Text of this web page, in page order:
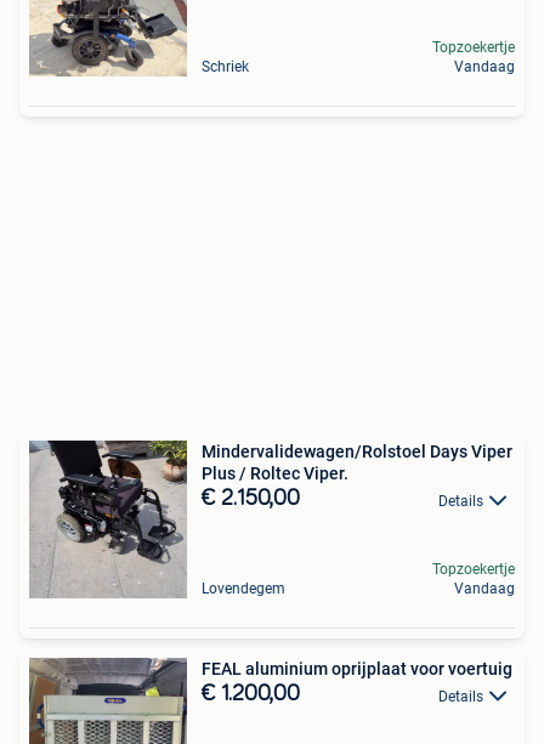
Schriek
Topzoekertje
Vandaag
Mindervalidewagen/Rolstoel Days Viper
Plus / Roltec Viper.
€ 2.150,00 Details
Lovendegem
Topzoekertje
Vandaag
FEAL aluminium oprijplaat voor voertuig
€ 1.200,00 Details